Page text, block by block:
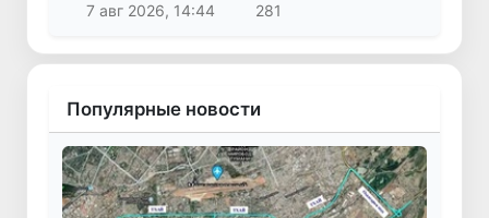
7 авг 2026, 14:44
281
Популярные новости